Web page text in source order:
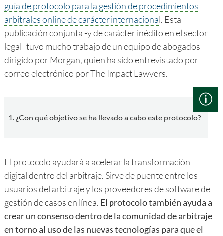
guía de protocolo para la gestión de procedimientos
arbitrales online de carácter internacional. Esta
publicación conjunta -y de carácter inédito en el sector
legal- tuvo mucho trabajo de un equipo de abogados
dirigido por Morgan, quien ha sido entrevistado por
correo electrónico por The Impact Lawyers.
1. ¿Con qué objetivo se ha llevado a cabo este protocolo?
El protocolo ayudará a acelerar la transformación
digital dentro del arbitraje. Sirve de puente entre los
usuarios del arbitraje y los proveedores de software de
gestión de casos en línea. El protocolo también ayuda a
crear un consenso dentro de la comunidad de arbitraje
en torno al uso de las nuevas tecnologías para que el